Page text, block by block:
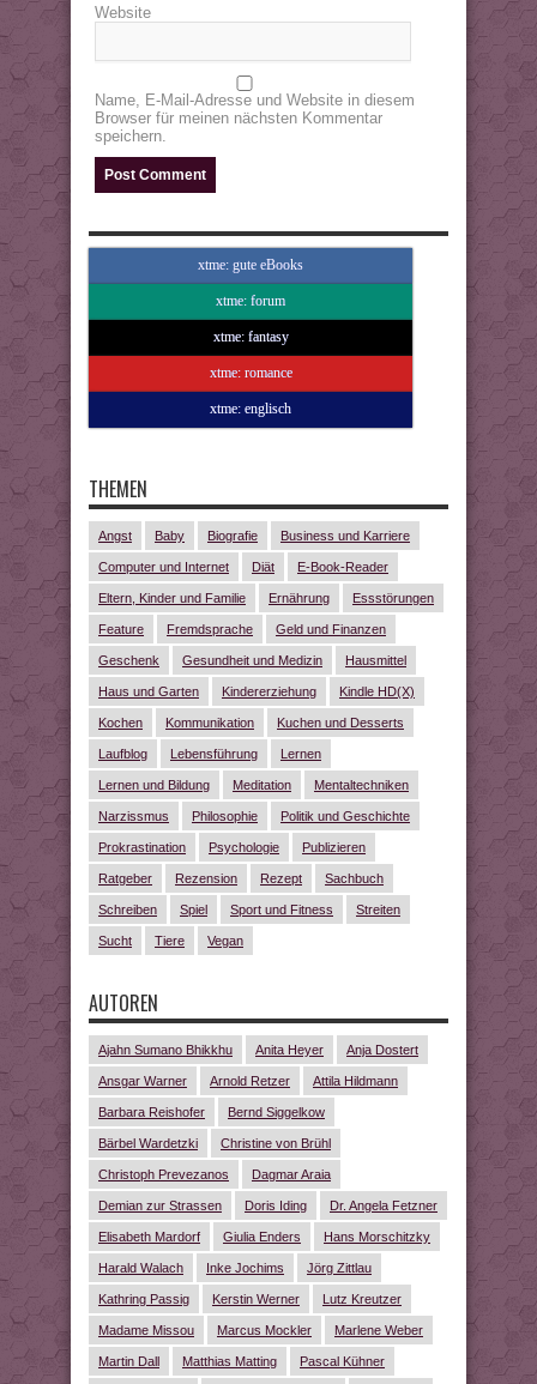
Website
Name, E-Mail-Adresse und Website in diesem
Browser für meinen nächsten Kommentar
speichern.
xtme: gute eBooks
xtme: forum
xtme: fantasy
xtme: romance
xtme: englisch
THEMEN
Angst Baby Biografie Business und Karriere
Computer und Internet Diät E-Book-Reader
Eltern, Kinder und Familie Ernährung Essstörungen
Feature Fremdsprache Geld und Finanzen
Geschenk Gesundheit und Medizin Hausmittel
Haus und Garten Kindererziehung Kindle HD(X)
Kochen Kommunikation Kuchen und Desserts
Laufblog Lebensführung Lernen
Lernen und Bildung Meditation Mentaltechniken
Narzissmus Philosophie Politik und Geschichte
Prokrastination Psychologie Publizieren
Ratgeber Rezension Rezept Sachbuch
Schreiben Spiel Sport und Fitness Streiten
Sucht Tiere Vegan
AUTOREN
Ajahn Sumano Bhikkhu Anita Heyer Anja Dostert
Ansgar Warner Arnold Retzer Attila Hildmann
Barbara Reishofer Bernd Siggelkow
Bärbel Wardetzki Christine von Brühl
Christoph Prevezanos Dagmar Araia
Demian zur Strassen Doris Iding Dr. Angela Fetzner
Elisabeth Mardorf Giulia Enders Hans Morschitzky
Harald Walach Inke Jochims Jörg Zittlau
Kathring Passig Kerstin Werner Lutz Kreutzer
Madame Missou Marcus Mockler Marlene Weber
Martin Dall Matthias Matting Pascal Kühner